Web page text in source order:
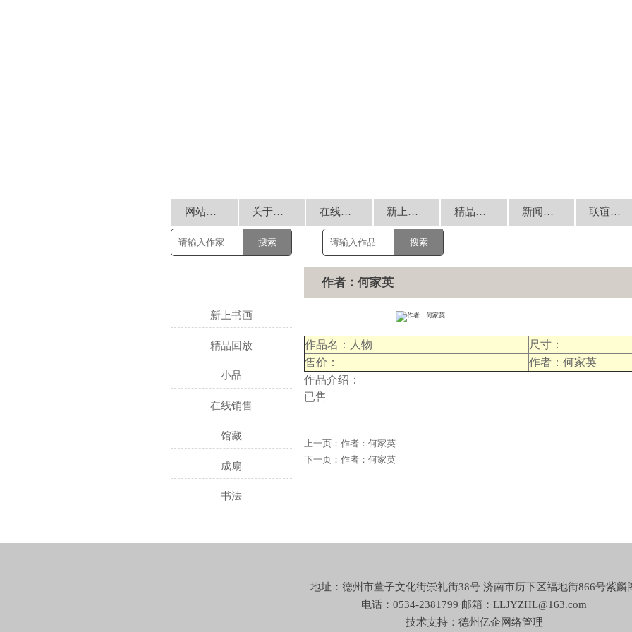
网站首页 关于我们 在线销售 新上书画 精品回放 新闻动态 联谊交流
搜索 搜索
新上书画
精品回放
小品
在线销售
馆藏
成扇
书法
作者：何家英
作品名：人物
尺寸：
售价：
作者：何家英
作品介绍：
已售
上一页：作者：何家英
下一页：作者：何家英
地址：德州市董子文化街崇礼街38号 济南市历下区福地街866号紫麟
电话：0534-2381799 邮箱：LLJYZHL@163.com
技术支持：德州亿企网络管理